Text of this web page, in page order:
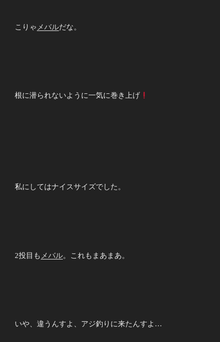
こりゃ メバルだな。
根に潜られないように一気に巻き上げ
私にしてはナイスサイズでした。
2投目も メバル。これもまあまあ。
いや、違うんすよ、アジ釣りに来たんすよ…